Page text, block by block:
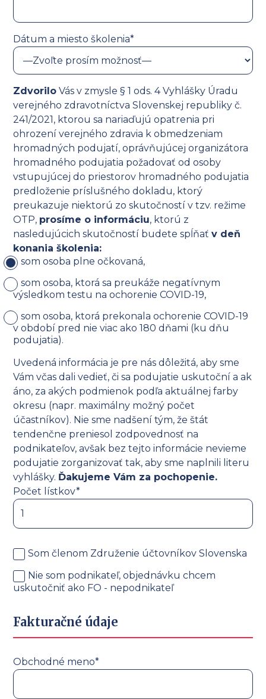
Dátum a miesto školenia*
Zdvorilo Vás v zmysle § 1 ods. 4 Vyhlášky Úradu
verejného zdravotníctva Slovenskej republiky č.
241/2021, ktorou sa nariaďujú opatrenia pri
ohrození verejného zdravia k obmedzeniam
hromadných podujatí, oprávňujúcej organizátora
hromadného podujatia požadovať od osoby
vstupujúcej do priestorov hromadného podujatia
predloženie príslušného dokladu, ktorý
preukazuje niektorú zo skutočností v tzv. režime
OTP, prosíme o informáciu, ktorú z
nasledujúcich skutočností budete spĺňaťv deň
konania školenia:
som osoba plne očkovaná,
som osoba, ktorá sa preukáže negatívnym
výsledkom testu na ochorenie COVID-19,
som osoba, ktorá prekonala ochorenie COVID-19
v období pred nie viac ako 180 dňami (ku dňu
podujatia).
Uvedená informácia je pre nás dôležitá, aby sme
Vám včas dali vedieť, či sa podujatie uskutoční a ak
áno, za akých podmienok podľa aktuálnej farby
okresu (napr. maximálny možný počet
účastníkov). Nie sme nadšení tým, že štát
tendenčne preniesol zodpovednosť na
podnikateľov, avšak bez tejto informácie nevieme
podujatie zorganizovať tak, aby sme naplnili literu
vyhlášky. Ďakujeme Vám za pochopenie.
Počet lístkov*
Som členom Združenie účtovníkov Slovenska
Nie som podnikateľ, objednávku chcem
uskutočniť ako FO - nepodnikateľ
Fakturačné údaje
Obchodné meno*